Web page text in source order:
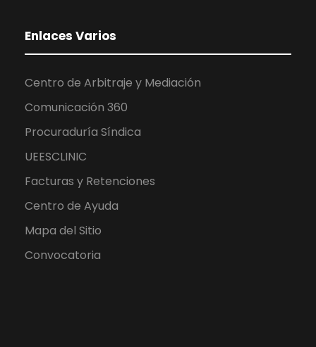
Enlaces Varios
Centro de Arbitraje y Mediación
Comunicación 360
Procuraduría Síndica
UEESCLINIC
Facturas y Retenciones
Centro de Ayuda
Mapa del Sitio
Convocatoria